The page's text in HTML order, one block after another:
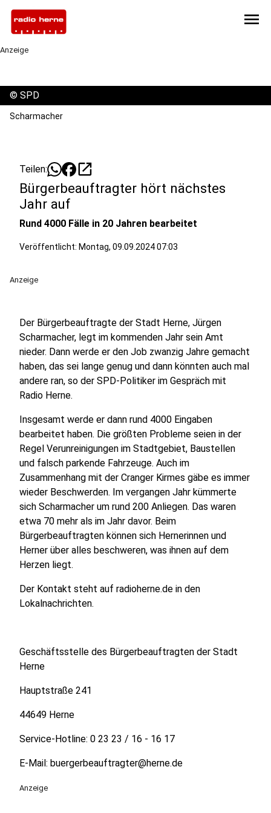
menu
Anzeige
© SPD
Scharmacher
Teilen: open_in_new
Bürgerbeauftragter hört nächstes
Jahr auf
Rund 4000 Fälle in 20 Jahren bearbeitet
Veröffentlicht: Montag, 09.09.2024 07:03
Anzeige
Der Bürgerbeauftragte der Stadt Herne, Jürgen
Scharmacher, legt im kommenden Jahr sein Amt
nieder. Dann werde er den Job zwanzig Jahre gemacht
haben, das sei lange genug und dann könnten auch mal
andere ran, so der SPD-Politiker im Gespräch mit
Radio Herne.
Insgesamt werde er dann rund 4000 Eingaben
bearbeitet haben. Die größten Probleme seien in der
Regel Verunreinigungen im Stadtgebiet, Baustellen
und falsch parkende Fahrzeuge. Auch im
Zusammenhang mit der Cranger Kirmes gäbe es immer
wieder Beschwerden. Im vergangen Jahr kümmerte
sich Scharmacher um rund 200 Anliegen. Das waren
etwa 70 mehr als im Jahr davor. Beim
Bürgerbeauftragten können sich Hernerinnen und
Herner über alles beschweren, was ihnen auf dem
Herzen liegt.
Der Kontakt steht auf radioherne.de in den
Lokalnachrichten.
Geschäftsstelle des Bürgerbeauftragten der Stadt
Herne
Hauptstraße 241
44649 Herne
Service-Hotline: 0 23 23 / 16 - 16 17
E-Mail: buergerbeauftragter@herne.de
Anzeige